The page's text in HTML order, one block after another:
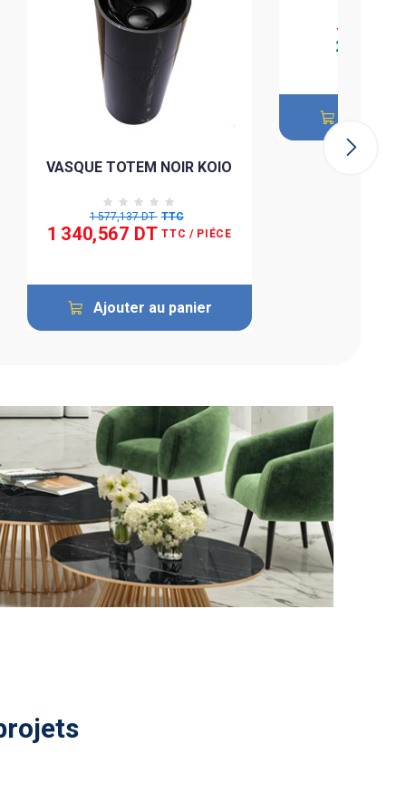
VASQUE TOTEM NOIR KOIO
1 577,137 DT TTC
1 340,567 DT TTC / PIÉCE
Ajouter au panier
411,466
259,224